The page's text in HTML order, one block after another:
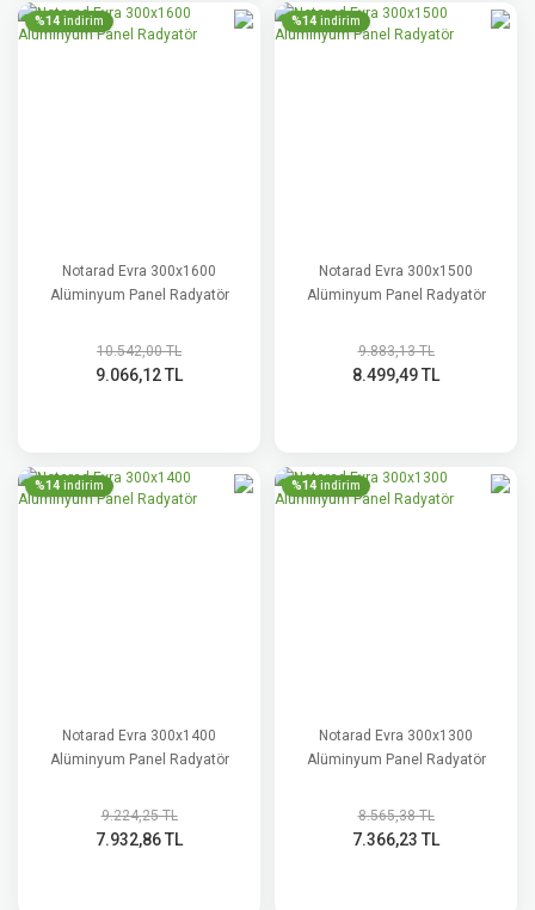
%14 indirim
Notarad Evra 300x1600
Alüminyum Panel Radyatör
10.542,00 TL
9.066,12 TL
%14 indirim
Notarad Evra 300x1500
Alüminyum Panel Radyatör
9.883,13 TL
8.499,49 TL
%14 indirim
Notarad Evra 300x1400
Alüminyum Panel Radyatör
9.224,25 TL
7.932,86 TL
%14 indirim
Notarad Evra 300x1300
Alüminyum Panel Radyatör
8.565,38 TL
7.366,23 TL